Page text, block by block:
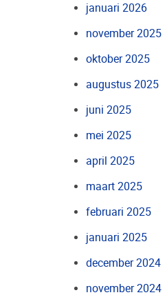
januari 2026
november 2025
oktober 2025
augustus 2025
juni 2025
mei 2025
april 2025
maart 2025
februari 2025
januari 2025
december 2024
november 2024